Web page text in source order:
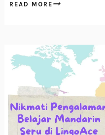
READ MORE